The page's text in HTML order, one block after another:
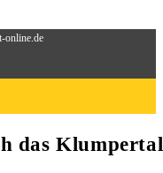
online.de
das